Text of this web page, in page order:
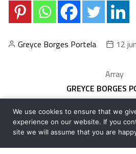
Greyce Borges Portela 12
Array
GREYCE BORGES
LEIA AS OUTRAS
We use cookies to ensure that we
experience on our website. If you
site we will assume that you are